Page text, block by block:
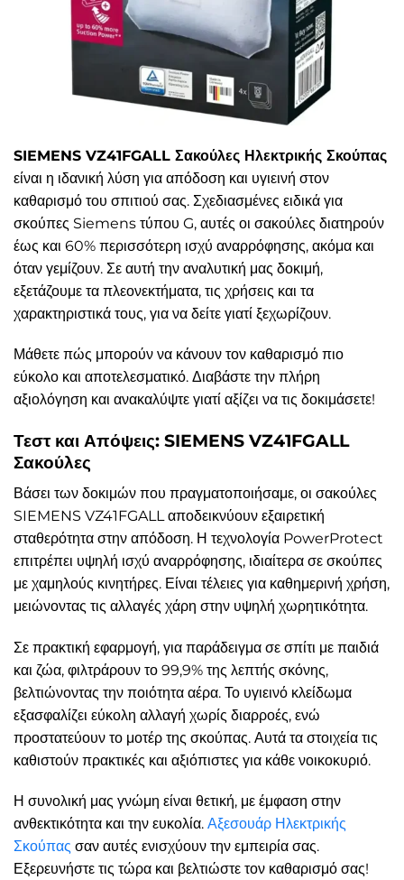
SIEMENS VZ41FGALL Σακούλες Ηλεκτρικής Σκούπας
είναι η ιδανική λύση για απόδοση και υγιεινή στον
καθαρισμό του σπιτιού σας. Σχεδιασμένες ειδικά για
σκούπες Siemens τύπου G, αυτές οι σακούλες διατηρούν
έως και 60% περισσότερη ισχύ αναρρόφησης, ακόμα και
όταν γεμίζουν. Σε αυτή την αναλυτική μας δοκιμή,
εξετάζουμε τα πλεονεκτήματα, τις χρήσεις και τα
χαρακτηριστικά τους, για να δείτε γιατί ξεχωρίζουν.
Μάθετε πώς μπορούν να κάνουν τον καθαρισμό πιο
εύκολο και αποτελεσματικό. Διαβάστε την πλήρη
αξιολόγηση και ανακαλύψτε γιατί αξίζει να τις δοκιμάσετε!
Τεστ και Απόψεις: SIEMENS VZ41FGALL
Σακούλες
Βάσει των δοκιμών που πραγματοποιήσαμε, οι σακούλες
SIEMENS VZ41FGALL αποδεικνύουν εξαιρετική
σταθερότητα στην απόδοση. Η τεχνολογία PowerProtect
επιτρέπει υψηλή ισχύ αναρρόφησης, ιδιαίτερα σε σκούπες
με χαμηλούς κινητήρες. Είναι τέλειες για καθημερινή χρήση,
μειώνοντας τις αλλαγές χάρη στην υψηλή χωρητικότητα.
Σε πρακτική εφαρμογή, για παράδειγμα σε σπίτι με παιδιά
και ζώα, φιλτράρουν το 99,9% της λεπτής σκόνης,
βελτιώνοντας την ποιότητα αέρα. Το υγιεινό κλείδωμα
εξασφαλίζει εύκολη αλλαγή χωρίς διαρροές, ενώ
προστατεύουν το μοτέρ της σκούπας. Αυτά τα στοιχεία τις
καθιστούν πρακτικές και αξιόπιστες για κάθε νοικοκυριό.
Η συνολική μας γνώμη είναι θετική, με έμφαση στην
ανθεκτικότητα και την ευκολία. Αξεσουάρ Ηλεκτρικής
Σκούπας σαν αυτές ενισχύουν την εμπειρία σας.
Εξερευνήστε τις τώρα και βελτιώστε τον καθαρισμό σας!